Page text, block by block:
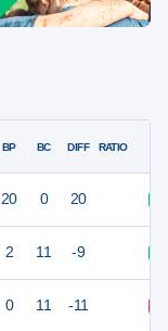
BP BC DIFF RATIO
20 0 20
2 11 -9
0 11 -11